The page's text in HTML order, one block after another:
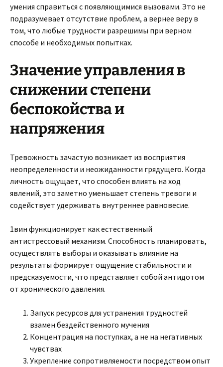
умения справиться с появляющимися вызовами. Это не
подразумевает отсутствие проблем, а вернее веру в
том, что любые трудности разрешимы при верном
способе и необходимых попытках.
Значение управления в
снижении степени
беспокойства и
напряжения
Тревожность зачастую возникает из восприятия
неопределенности и неожиданности грядущего. Когда
личность ощущает, что способен влиять на ход
явлений, это заметно уменьшает степень тревоги и
содействует удерживать внутреннее равновесие.
1вин функционирует как естественный
антистрессовый механизм. Способность планировать,
осуществлять выборы и оказывать влияние на
результаты формирует ощущение стабильности и
предсказуемости, что представляет собой антидотом
от хронического давления.
Запуск ресурсов для устранения трудностей
взамен бездейственного мучения
Концентрация на поступках, а не на негативных
чувствах
Укрепление сопротивляемости посредством опыт